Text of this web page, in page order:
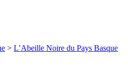
> L’Abeille Noire du Pays Basque